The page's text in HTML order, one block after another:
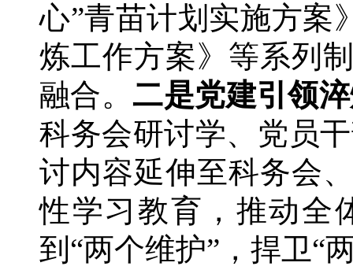
心”青苗计划实施方案
炼工作方案》等系列
融合。二是党建引领
科务会研讨学、党员
讨内容延伸至科务会
性学习教育，推动全
到“两个维护”，捍卫“